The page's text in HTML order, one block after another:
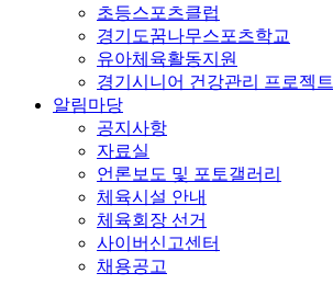
초등스포츠클럽
경기도꿈나무스포츠학교
유아체육활동지원
경기시니어 건강관리 프로젝트
알림마당
공지사항
자료실
언론보도 및 포토갤러리
체육시설 안내
체육회장 선거
사이버신고센터
채용공고